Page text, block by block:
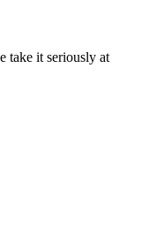
take it seriously at